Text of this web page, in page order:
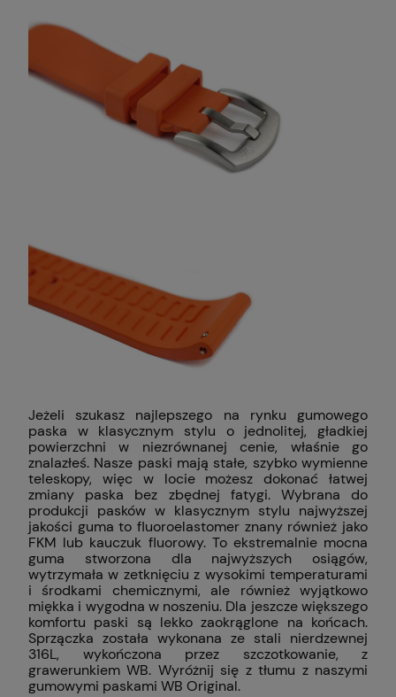
Jeżeli szukasz najlepszego na rynku gumowego
paska w klasycznym stylu o jednolitej, gładkiej
powierzchni w niezrównanej cenie, właśnie go
znalazłeś. Nasze paski mają stałe, szybko wymienne
teleskopy, więc w locie możesz dokonać łatwej
zmiany paska bez zbędnej fatygi. Wybrana do
produkcji pasków w klasycznym stylu najwyższej
jakości guma to fluoroelastomer znany również jako
FKM lub kauczuk fluorowy. To ekstremalnie mocna
guma stworzona dla najwyższych osiągów,
wytrzymała w zetknięciu z wysokimi temperaturami
i środkami chemicznymi, ale również wyjątkowo
miękka i wygodna w noszeniu. Dla jeszcze większego
komfortu paski są lekko zaokrąglone na końcach.
Sprzączka została wykonana ze stali nierdzewnej
316L, wykończona przez szczotkowanie, z
grawerunkiem WB. Wyróżnij się z tłumu z naszymi
gumowymi paskami WB Original.